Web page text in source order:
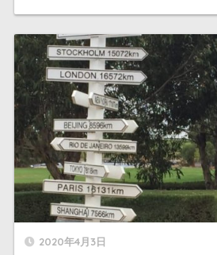
2020年4月3日